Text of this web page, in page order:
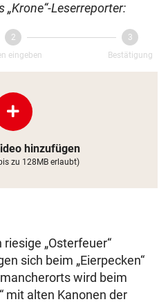
„Krone“-Leserreporter:
2
eingeben
3
Bestätigung
hinzufügen
zu 128MB erlaubt)
„Osterfeuer“
sich beim „Eierpecken“
wird beim
mit alten Kanonen der